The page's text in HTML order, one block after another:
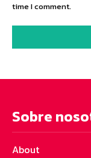
time I comment.
Sobre
About